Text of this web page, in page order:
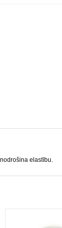
elastību.